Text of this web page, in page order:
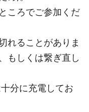
ころでご参加くだ
ることがありま
もしくは繋ぎ直し
分に充電してお